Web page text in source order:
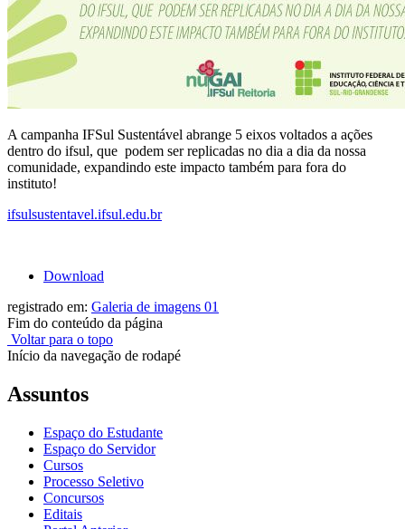
A campanha IFSul Sustentável abrange 5 eixos voltados a ações
dentro do ifsul, que podem ser replicadas no dia a dia da nossa
comunidade, expandindo este impacto também para fora do
instituto!
ifsulsustentavel.ifsul.edu.br
Download
registrado em: Galeria de imagens 01
Fim do conteúdo da página
Voltar para o topo
Início da navegação de rodapé
Assuntos
Espaço do Estudante
Espaço do Servidor
Cursos
Processo Seletivo
Concursos
Editais